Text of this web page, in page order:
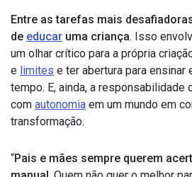
Entre as tarefas mais
de educar uma criança. Isso
um olhar crítico para a própria
e limites e ter abertura para ensinar
tempo. E, ainda, a responsabilidade
com autonomia em um mundo em
transformação.
“Pais e mães sempre querem